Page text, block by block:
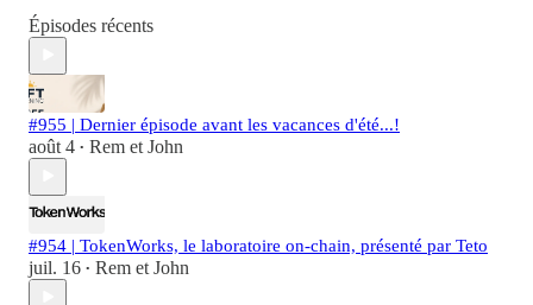
Épisodes récents
#955 | Dernier épisode avant les vacances d'été...!
août 4 • Rem et John
#954 | TokenWorks, le laboratoire on-chain, présenté par Teto
juil. 16 • Rem et John